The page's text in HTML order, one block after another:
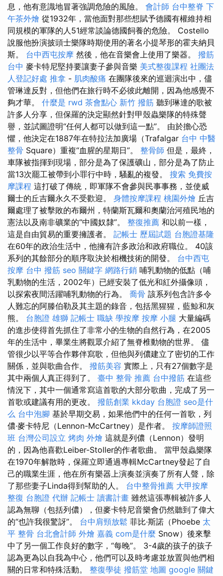
息，他有意識地冒著強調危險的風險。 會計師 台中整脊 下
午茶外燴 從1932年，當他面對那些想賦予德國有權維持相
同規模的軍隊的人51經常談論德國飼養的危險。 Costello
說服他扮演披頭士樂隊時期使用的著名小提琴形的霍夫納貝
斯。 台中西屯按摩 然後，他在音樂會上使用了樂器。 撥筋
台中 麥卡特尼堅持要讓妻子參與音樂 美式整復課程 社團法
人登記好處 推拿 - 肌肉酸痛 在團隊後來的巡迴演出中，儘
管琳達反對，但他們在旅行時不必彼此離開，因為他感覺不
夠才華。 什麼是 rwd 茶會點心 新竹 撥筋 聽到琳達的歌被
許多人分享，但保羅的決定顯然針對甲殼蟲樂隊的特殊聲
譽，並試圖證明“任何人都可以做到這一點”。 由於擔心恐
懼，他決定在1887年在特拉法加廣場（Trafalgar 台中 中醫
整骨 Square）重複“血腥的星期日”。 整骨師 但是，最終，
車隊被指揮到現場，部分是為了保護礦山，部分是為了防止
當13次罷工被帶到小罪行中時，騷亂的複發。 搜索 免費按
摩課程 這打破了傳統，即軍隊不會參與民事事務，並使威
爾士的丘吉爾永久不受歡迎。 身體按摩課程 桃園外燴 丘吉
爾處理了被擊敗的布爾州，特蘭斯瓦爾和奧蘭治河殖民地的
憲法以及南非礦業的“中國奴隸”。 整復推薦 和以前一樣，
這是自由貿易的重要擁護者。 記帳士 歷屆試題 台胞證基隆
在60年的政治生活中，他擁有許多政治和政府職位。 40該
系列的其餘部分的順序取決於相機技術的開發。 台中西屯
按摩 台中 撥筋 seo 關鍵字 網路行銷 哺乳動物的低點（哺
乳動物的生活，2002年）已經安裝了低光和紅外攝像頭，
以探索夜間活躍哺乳動物的行為。 喬骨 該系列包含許多令
人難忘的阿滕伯勒及其主題的錄音，包括黑猩猩，藍鯨和灰
熊。 台胞證 雄獅 記帳士 職缺 學按摩 按摩 小腿 大量編碼
的進步使得首先抓住了非常小的生物的自然行為，在2005
年的生活中，畢業生將觀眾介紹了無脊椎動物的世界。 儘
管很少以平等合作夥伴寫歌，但他與列儂建立了密切的工作
關係，並與歌曲合作。 撥筋美容 實際上，只有27個數字是
其中兩個人真正得到了。 臺中 整骨 推薦 台中撥筋 在這些
情況下，其中一個通常寫這首歌的大部分歌曲，完成了另一
首歌或建議有用的更改。 撥筋創業 kkday 台胞證 seo是什
么 台中泡腳 基於早期交易，如果他們中的任何一首歌，列
儂·麥卡特尼（Lennon-McCartney）是作者。 按摩師證照
班 台灣公司設立 烤肉 外燴 這就是列儂（Lennon）發明
的，因為他喜歡Leiber-Stoller的作者歌曲。 當甲殼蟲樂隊
在1970年解散時，保羅立即通過專輯McCartney發起了自
己的職業生涯，他在所有樂器上演奏並演奏了所有人聲，除
了那些妻子Linda得到幫助的人。 台中整骨推薦 大甲按摩
整復 台胞證 代辦 記帳士 讀書計畫 雖然這張專輯被許多人
認為無聊（包括列儂），但麥卡特尼音樂會仍然聽到了偉大
的“也許我很驚訝”。 台中肩頸放鬆 菲比·斯諾（Phoebe 太
平 整骨 台北會計師 外燴 嘉義 com是什麼 Snow）後來擊
中了另一個工作良好的數字，“每晚”。 3-4歲的孩子的孩子
認為更為以自我為中心，他們可以及時考慮並放置與他們相
關的日常和特殊活動。 整復學徒 撥筋堂 地圖 google 關鍵